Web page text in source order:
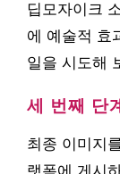
딥모자이크
에 예술적 효
일을 시도해
세 번째 단
최종 이미지